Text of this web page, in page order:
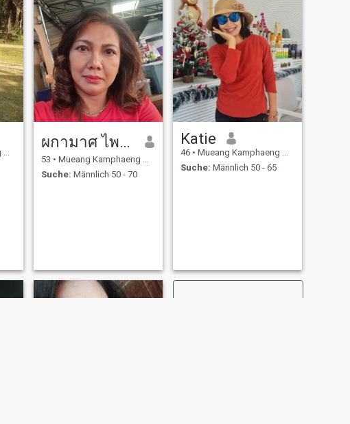
ผกามาศ ไพรซ์
53 • Mueang Kamphaeng Phet, Kamphaeng Phet, Thailand
Suche: Männlich 50 - 70
Katie
46 • Mueang Kamphaeng Phet, Kamphaeng Phet, Thailand
Suche: Männlich 50 - 65